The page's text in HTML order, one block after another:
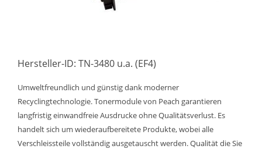
Hersteller-ID: TN-3480 u.a. (EF4)
Umweltfreundlich und günstig dank moderner
Recyclingtechnologie. Tonermodule von Peach garantieren
langfristig einwandfreie Ausdrucke ohne Qualitätsverlust. Es
handelt sich um wiederaufbereitete Produkte, wobei alle
Verschleissteile vollständig ausgetauscht werden. Qualität die Sie